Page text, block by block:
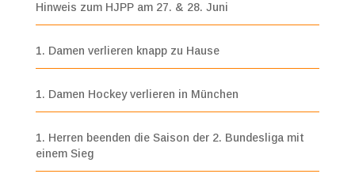
Hinweis zum HJPP am 27. & 28. Juni
1. Damen verlieren knapp zu Hause
1. Damen Hockey verlieren in München
1. Herren beenden die Saison der 2. Bundesliga mit
einem Sieg